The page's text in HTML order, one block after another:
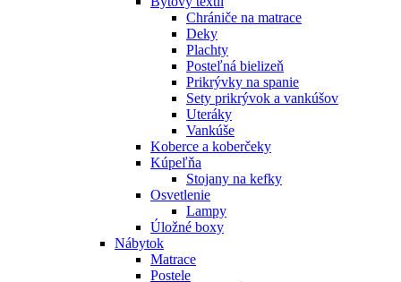
Chrániče na matrace
Deky
Plachty
Posteľná bielizeň
Prikrývky na spanie
Sety prikrývok a vankúšov
Uteráky
Vankúše
Koberce a koberčeky
Kúpeľňa
Stojany na kefky
Osvetlenie
Lampy
Úložné boxy
Nábytok
Matrace
Postele